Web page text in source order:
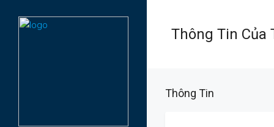
Thông Tin Của
Thông Tin